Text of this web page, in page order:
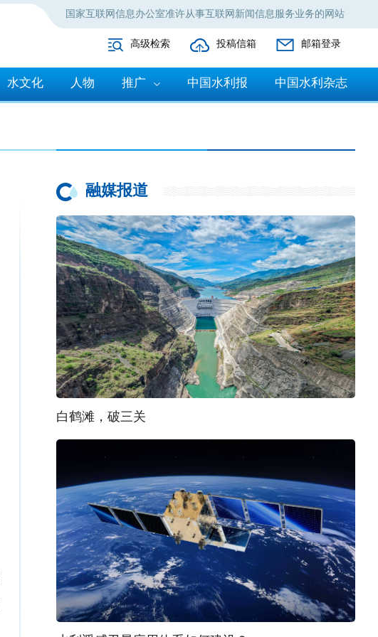
国家互联网信息办公室准许从事互联网新闻信息服务业务的网站
高级检索 投稿信箱 邮箱登录
水文化 人物 推广 中国水利报 中国水利杂志
融媒报道
白鹤滩，破三关